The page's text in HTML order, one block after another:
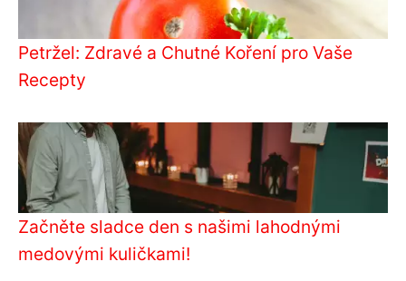
Petržel: Zdravé a Chutné Koření pro Vaše
Recepty
Začněte sladce den s našimi lahodnými
medovými kuličkami!